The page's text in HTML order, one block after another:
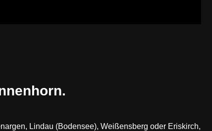
Lindau (Bodensee), Weißensberg oder Eriskirch,